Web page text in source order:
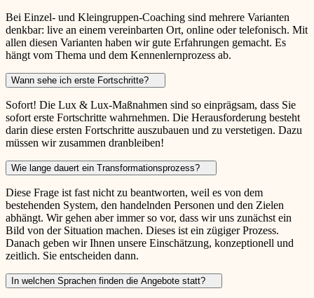
Bei Einzel- und Kleingruppen-Coaching sind mehrere Varianten
denkbar: live an einem vereinbarten Ort, online oder telefonisch. Mit
allen diesen Varianten haben wir gute Erfahrungen gemacht. Es
hängt vom Thema und dem Kennenlernprozess ab.
Wann sehe ich erste Fortschritte?
Sofort! Die Lux & Lux-Maßnahmen sind so einprägsam, dass Sie
sofort erste Fortschritte wahrnehmen. Die Herausforderung besteht
darin diese ersten Fortschritte auszubauen und zu verstetigen. Dazu
müssen wir zusammen dranbleiben!
Wie lange dauert ein Transformationsprozess?
Diese Frage ist fast nicht zu beantworten, weil es von dem
bestehenden System, den handelnden Personen und den Zielen
abhängt. Wir gehen aber immer so vor, dass wir uns zunächst ein
Bild von der Situation machen. Dieses ist ein zügiger Prozess.
Danach geben wir Ihnen unsere Einschätzung, konzeptionell und
zeitlich. Sie entscheiden dann.
In welchen Sprachen finden die Angebote statt?